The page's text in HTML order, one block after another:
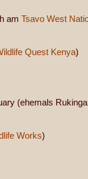
am Tsavo West
Quest Kenya)
(ehemals
Works)